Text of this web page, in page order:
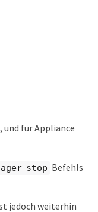
und für Appliance
stop Befehls
jedoch weiterhin